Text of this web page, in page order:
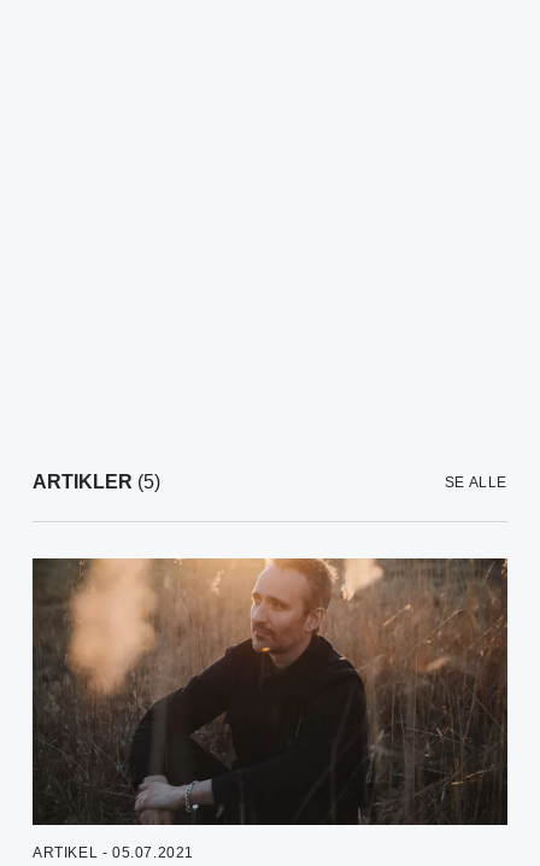
ARTIKLER (5) SE ALLE
ARTIKEL - 05.07.2021